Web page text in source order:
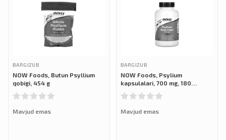
BARGIZUB
NOW Foods, Butun Psyllium
qobigi, 454 g
Mavjud emas
BARGIZUB
NOW Foods, Psylium
kapsulalari, 700 mg, 180
Mavjud emas